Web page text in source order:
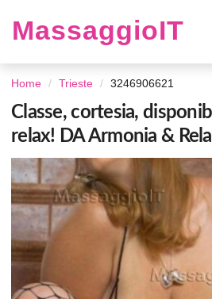
MassaggioIT
Home Trieste 3246906621
Classe, cortesia,
relax! DA Armonia &